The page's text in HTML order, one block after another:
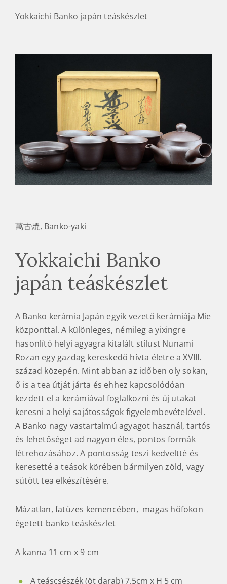
Yokkaichi Banko japán teáskészlet
萬古焼, Banko-yaki
Yokkaichi Banko
japán teáskészlet
A Banko kerámia Japán egyik vezető kerámiája Mie
központtal. A különleges, némileg a yixingre
hasonlító helyi agyagra kitalált stílust Nunami
Rozan egy gazdag kereskedő hívta életre a XVIII.
század közepén. Mint abban az időben oly sokan,
ő is a tea útját járta és ehhez kapcsolódóan
kezdett el a kerámiával foglalkozni és új utakat
keresni a helyi sajátosságok figyelembevételével.
A Banko nagy vastartalmú agyagot használ, tartós
és lehetőséget ad nagyon éles, pontos formák
létrehozásához. A pontosság teszi kedveltté és
keresetté a teások körében bármilyen zöld, vagy
sütött tea elkészítésére.
Mázatlan, fatüzes kemencében, magas hőfokon
égetett banko teáskészlet
A kanna 11 cm x 9 cm
A teáscsészék (öt darab) 7,5cm x H 5 cm